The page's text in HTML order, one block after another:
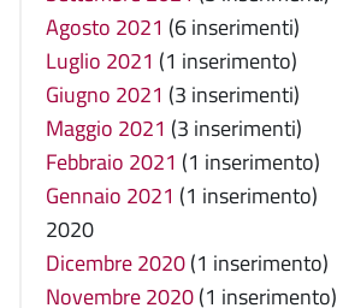
Agosto 2021 (6 inserimenti)
Luglio 2021 (1 inserimento)
Giugno 2021 (3 inserimenti)
Maggio 2021 (3 inserimenti)
Febbraio 2021 (1 inserimento)
Gennaio 2021 (1 inserimento)
2020
Dicembre 2020(1 inserimento)
Novembre 2020(1 inserimento)